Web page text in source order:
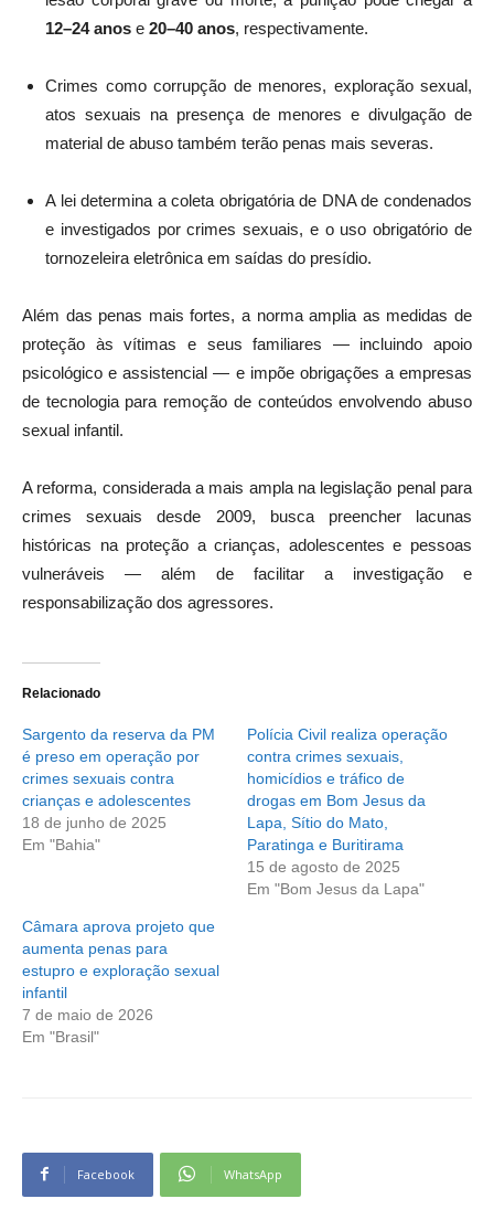
12–24 anos e 20–40 anos, respectivamente.
Crimes como corrupção de menores, exploração sexual,
atos sexuais na presença de menores e divulgação de
material de abuso também terão penas mais severas.
A lei determina a coleta obrigatória de DNA de condenados
e investigados por crimes sexuais, e o uso obrigatório de
tornozeleira eletrônica em saídas do presídio.
Além das penas mais fortes, a norma amplia as medidas de
proteção às vítimas e seus familiares — incluindo apoio
psicológico e assistencial — e impõe obrigações a empresas
de tecnologia para remoção de conteúdos envolvendo abuso
sexual infantil.
A reforma, considerada a mais ampla na legislação penal para
crimes sexuais desde 2009, busca preencher lacunas
históricas na proteção a crianças, adolescentes e pessoas
vulneráveis — além de facilitar a investigação e
responsabilização dos agressores.
Relacionado
Sargento da reserva da PM
é preso em operação por
crimes sexuais contra
crianças e adolescentes
18 de junho de 2025
Em "Bahia"
Polícia Civil realiza operação
contra crimes sexuais,
homicídios e tráfico de
drogas em Bom Jesus da
Lapa, Sítio do Mato,
Paratinga e Buritirama
15 de agosto de 2025
Em "Bom Jesus da Lapa"
Câmara aprova projeto que
aumenta penas para
estupro e exploração sexual
infantil
7 de maio de 2026
Em "Brasil"
Facebook WhatsApp